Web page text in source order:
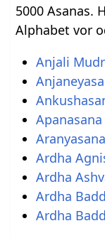
5000 Asanas.
Alphabet vor
Anjali
Apanasana
Aranyasana
Ardha
Ardha
Ardha
Ardha